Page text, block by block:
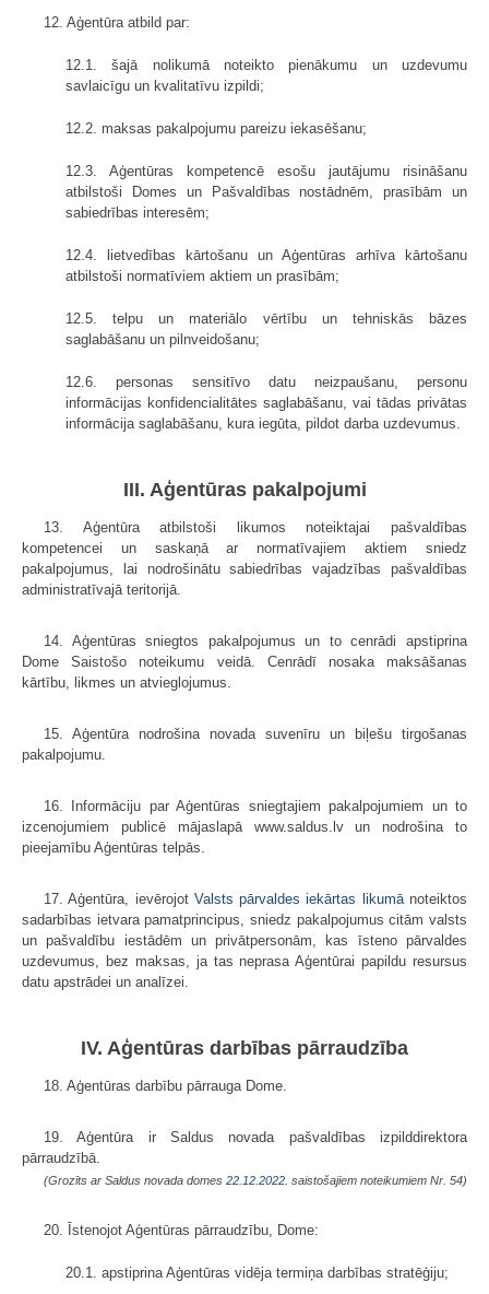
12. Aģentūra atbild par:
12.1. šajā nolikumā noteikto pienākumu un uzdevumu
savlaicīgu un kvalitatīvu izpildi;
12.2. maksas pakalpojumu pareizu iekasēšanu;
12.3. Aģentūras kompetencē esošu jautājumu risināšanu
atbilstoši Domes un Pašvaldības nostādnēm, prasībām un
sabiedrības interesēm;
12.4. lietvedības kārtošanu un Aģentūras arhīva kārtošanu
atbilstoši normatīviem aktiem un prasībām;
12.5. telpu un materiālo vērtību un tehniskās bāzes
saglabāšanu un pilnveidošanu;
12.6. personas sensitīvo datu neizpaušanu, personu
informācijas konfidencialitātes saglabāšanu, vai tādas privātas
informācija saglabāšanu, kura iegūta, pildot darba uzdevumus.
III. Aģentūras pakalpojumi
13. Aģentūra atbilstoši likumos noteiktajai pašvaldības
kompetencei un saskaņā ar normatīvajiem aktiem sniedz
pakalpojumus, lai nodrošinātu sabiedrības vajadzības pašvaldības
administratīvajā teritorijā.
14. Aģentūras sniegtos pakalpojumus un to cenrādi apstiprina
Dome Saistošo noteikumu veidā. Cenrādī nosaka maksāšanas
kārtību, likmes un atvieglojumus.
15. Aģentūra nodrošina novada suvenīru un biļešu tirgošanas
pakalpojumu.
16. Informāciju par Aģentūras sniegtajiem pakalpojumiem un to
izcenojumiem publicē mājaslapā www.saldus.lv un nodrošina to
pieejamību Aģentūras telpās.
17. Aģentūra, ievērojot Valsts pārvaldes iekārtas likumānoteiktos
sadarbības ietvara pamatprincipus, sniedz pakalpojumus citām valsts
un pašvaldību iestādēm un privātpersonām, kas īsteno pārvaldes
uzdevumus, bez maksas, ja tas neprasa Aģentūrai papildu resursus
datu apstrādei un analīzei.
IV. Aģentūras darbības pārraudzība
18. Aģentūras darbību pārrauga Dome.
19. Aģentūra ir Saldus novada pašvaldības izpilddirektora
pārraudzībā.
(Grozīts ar Saldus novada domes 22.12.2022. saistošajiem noteikumiem Nr. 54)
20. Īstenojot Aģentūras pārraudzību, Dome:
20.1. apstiprina Aģentūras vidēja termiņa darbības stratēģiju;